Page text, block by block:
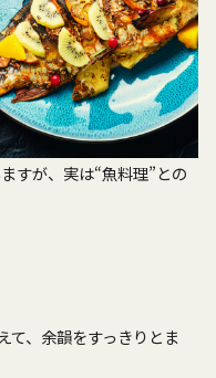
すが、実は“魚料理”との
、余韻をすっきりとま